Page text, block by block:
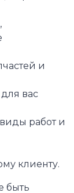
и
вас
работ и
клиенту.
быть